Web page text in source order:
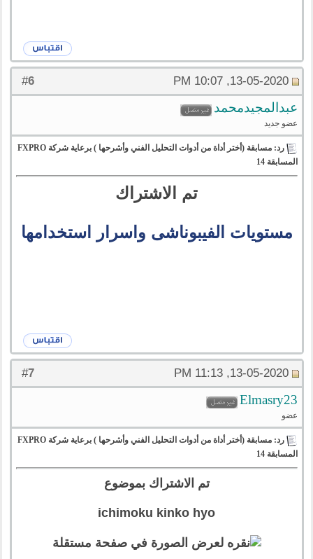
#
6 13-05-2020, 10:07 PM
عبدالمجيدمحمد
عضو جديد
رد: مسابقة (أختر أداة من أدوات التحليل الفني وأشرحها ) برعاية شركة FXPRO
المسابقة 14
تم الاشتراك
مستويات الفيبوناشى واسرار استخدامها
#
7 13-05-2020, 11:13 PM
Elmasry23
عضو
رد: مسابقة (أختر أداة من أدوات التحليل الفني وأشرحها ) برعاية شركة FXPRO
المسابقة 14
تم الاشتراك بموضوع
ichimoku kinko hyo